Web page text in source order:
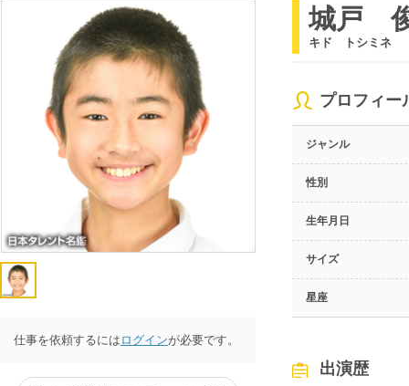
仕事を依頼するには ログインが必要です。
城戸
キド トシミネ
プロフィー
ジャンル
性別
生年月日
サイズ
星座
出演歴